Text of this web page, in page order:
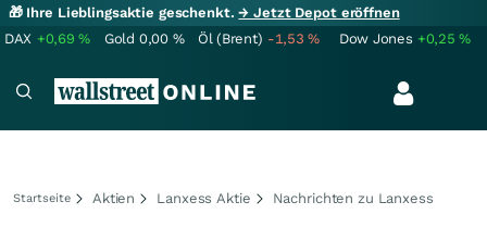
🎁 Ihre Lieblingsaktie geschenkt.→ Jetzt Depot eröffnen
DAX +0,69% Gold 0,00 % Öl (Brent) -1,53% Dow Jones +0,25%
Startseite Aktien Lanxess Aktie Nachrichten zu Lanxess